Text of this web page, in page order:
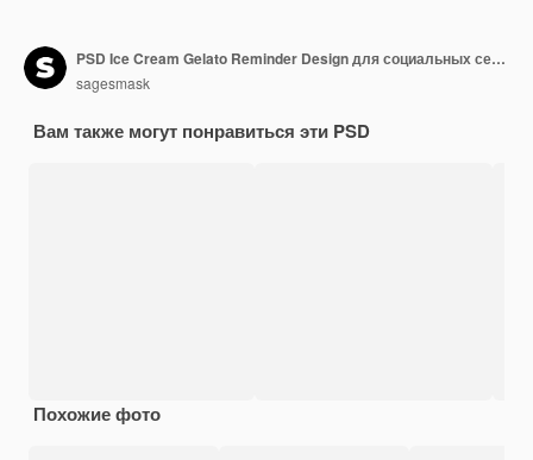
PSD Ice Cream Gelato Reminder Design для социальных сетей и шаблонов постов в Instagram
sagesmask
Вам также могут понравиться эти PSD
Похожие фото